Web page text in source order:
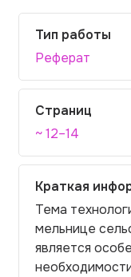
Тип работы
Реферат
Страниц
~ 12–14
Краткая
Тема
мельнице
является